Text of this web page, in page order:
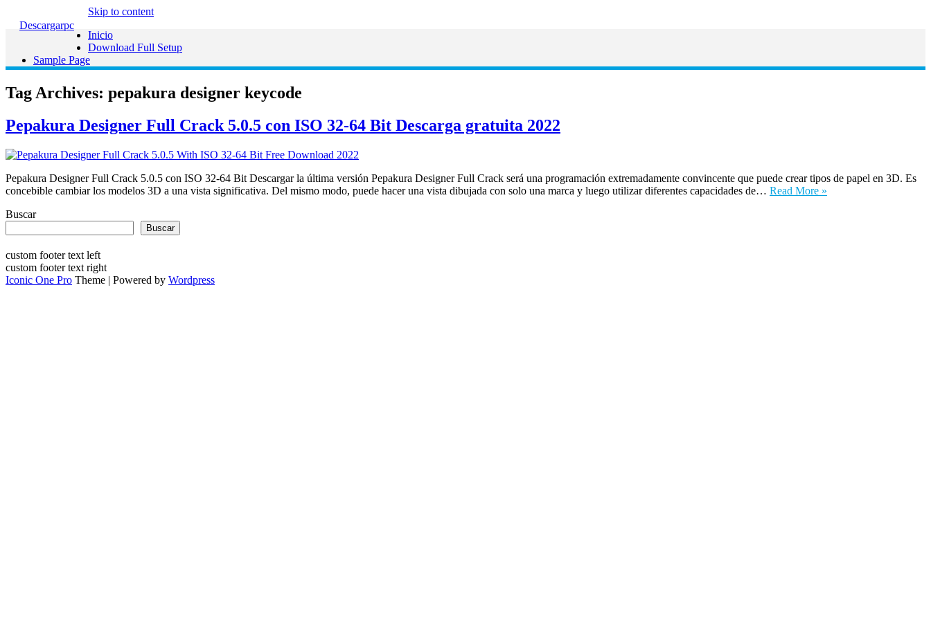
Descargarpc
Skip to content
Inicio
Download Full Setup
Sample Page
Tag Archives: pepakura designer keycode
Pepakura Designer Full Crack 5.0.5 con ISO 32-64 Bit Descarga gratuita 2022
Pepakura Designer Full Crack 5.0.5 con ISO 32-64 Bit Descargar la última versión Pepakura Designer Full Crack será una programación extremadamente convincente que puede crear tipos de papel en 3D. Es
concebible cambiar los modelos 3D a una vista significativa. Del mismo modo, puede hacer una vista dibujada con solo una marca y luego utilizar diferentes capacidades de… Read More »
Buscar
Buscar
custom footer text left
custom footer text right
Iconic One Pro Theme | Powered by Wordpress